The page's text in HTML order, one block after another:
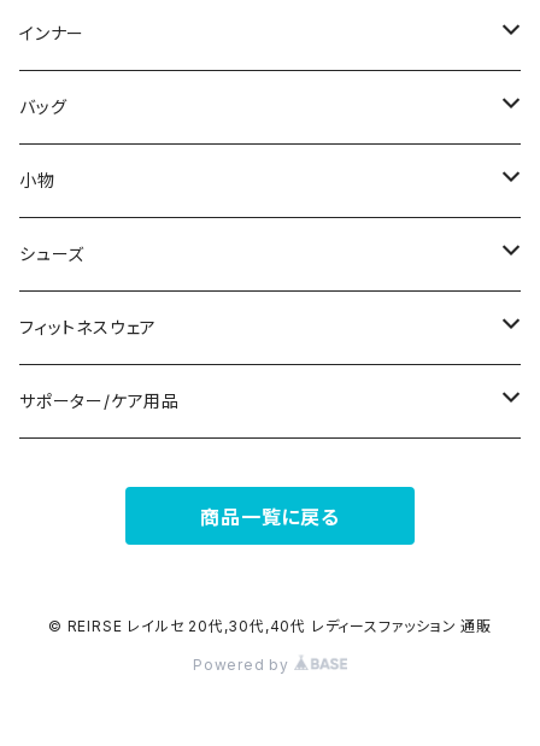
スウェット/トレーナー
その他
オールインワン
ラッシュガード
その他
ロング/マキシ
袖付き
ノースリーブ
パンツドレス
ナイトドレス
その他
スカートスーツ
その他
ネックレス
ブレスレット
ピアス
コサージュ
リング
その他
インナー
ブラ/ブラトップ/ベアトップ
ショーツ
タンクトップ/キャミソール
半袖/5分
7分/長袖
ペチコート/ペチパンツ
その他
バッグ
サブバッグ
クラッチバッグ
トートバッグ
ショルダーバッグ
カジュアルバッグ
バックパック
小物
マフラー/スカーフ/ストール
財布
アクセサリーケース
シューズ
スニーカー
ブーツ
その他
フィットネスウェア
セット販売
タイツ
サポーター/ケア用品
商品一覧に戻る
© REIRSE レイルセ 20代,30代,40代 レディースファッション 通販
Powered by